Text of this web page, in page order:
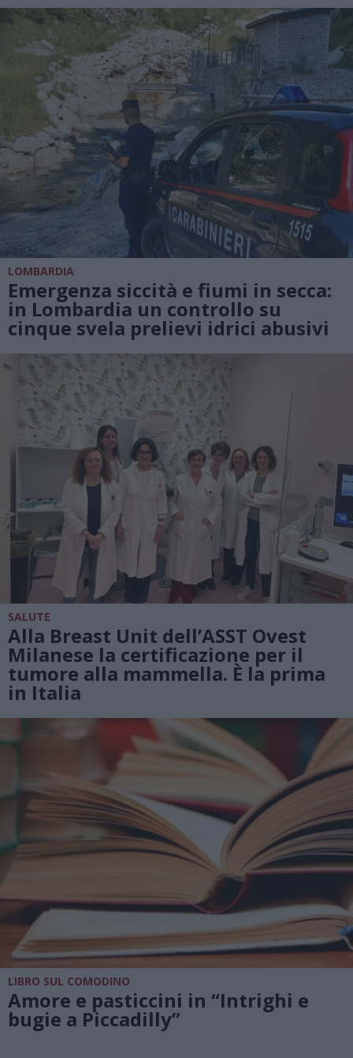
LOMBARDIA
Emergenza siccità e fiumi in secca:
in Lombardia un controllo su
cinque svela prelievi idrici abusivi
SALUTE
Alla Breast Unit dell’ASST Ovest
Milanese la certificazione per il
tumore alla mammella. È la prima
in Italia
LIBRO SUL COMODINO
Amore e pasticcini in “Intrighi e
bugie a Piccadilly”